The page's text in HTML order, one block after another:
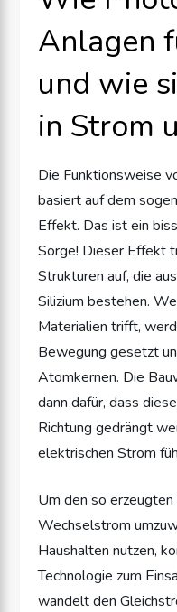
Anlagen
und wie
in Strom
Die Funktionsweise
basiert auf dem
Effekt. Das ist ein
Sorge! Dieser Effekt
Strukturen auf, die
Silizium bestehen.
Materialien trifft,
Bewegung gesetzt
Atomkernen. Die
dann dafür, dass
Richtung gedrängt
elektrischen Strom
Um den so
Wechselstrom
Haushalten nutzen,
Technologie zum
wandelt den